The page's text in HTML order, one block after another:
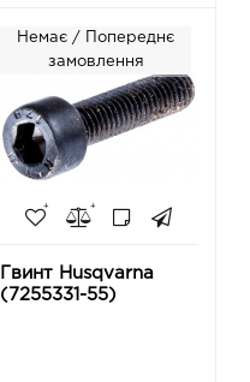
Немає / Попереднє
замовлення
Гвинт Husqvarna
(7255331-55)